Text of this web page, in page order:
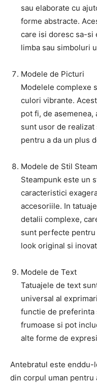
sau elaborate cu
forme abstracte.
care isi doresc sa-si
limba sau simboluri
Modele de Picturi
Modelele complexe
culori vibrante.
pot fi, de
sunt usor de realizat
pentru a da un plus
Modele de Stil
Steampunk este un
caracteristici
accesoriile. In
detalii complexe,
sunt perfecte
look original si
Modele de Text
Tatuajele de text
universal al
functie de preferinta
frumoase si pot
alte forme de
Antebratul este enddu-
din corpul uman pentru